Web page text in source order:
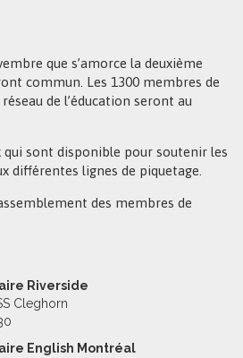
que s’amorce la deuxième
commun. Les 1300 membres de
de l’éducation seront au
qui sont disponible pour soutenir les
différentes lignes de piquetage.
des membres de
Riverside
Cleghorn
English Montréal